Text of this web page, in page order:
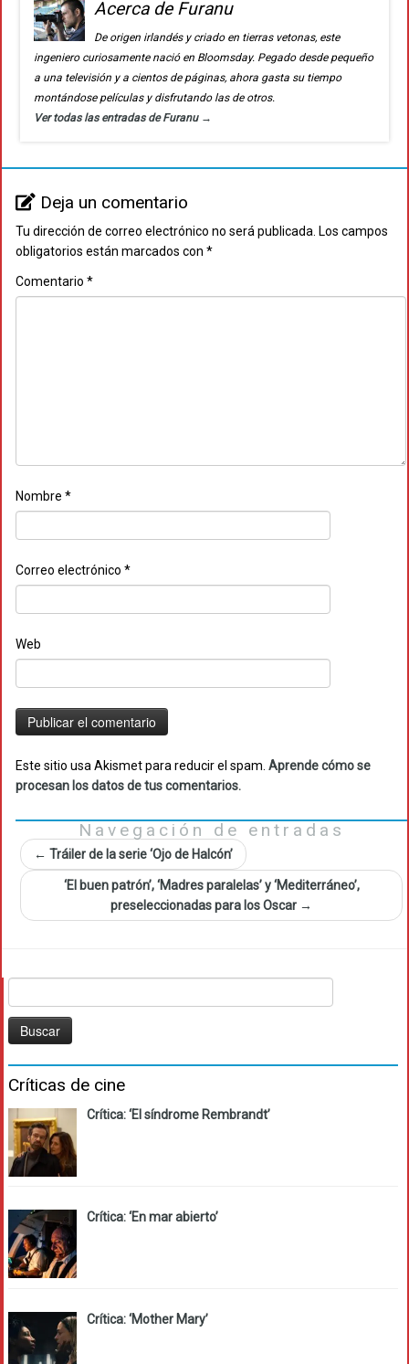
Acerca de Furanu
De origen irlandés y criado en tierras vetonas, este
ingeniero curiosamente nació en Bloomsday. Pegado desde pequeño
a una televisión y a cientos de páginas, ahora gasta su tiempo
montándose películas y disfrutando las de otros.
Ver todas las entradas de Furanu →
Deja un comentario
Tu dirección de correo electrónico no será publicada. Los campos
obligatorios están marcados con *
Comentario *
Nombre *
Correo electrónico *
Web
Este sitio usa Akismet para reducir el spam. Aprende cómo se
procesan los datos de tus comentarios.
Navegación de entradas
← Tráiler de la serie ‘Ojo de Halcón’
‘El buen patrón’, ‘Madres paralelas’ y ‘Mediterráneo’,
preseleccionadas para los Oscar →
Críticas de cine
Crítica: ‘El síndrome Rembrandt’
Crítica: ‘En mar abierto’
Crítica: ‘Mother Mary’